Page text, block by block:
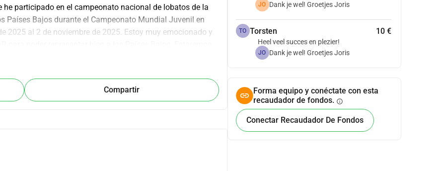
participado en el campeonato nacional de lobatos de la
Países Bajos durante el Campeonato Mundial Juvenil en
2025 al 2 de noviembre de 2025. Estoy muy emocionado y
y por lo que realmente puedo usar su apoyo financiero.
su confianza y apoyo.
a través del sitio de team nl de la KNDB.
Compartir
JO Dank je wel! Groetjes Joris
TO Torsten 10 €
Heel veel succes en plezier!
JO Dank je wel! Groetjes Joris
Forma equipo y conéctate con esta
recaudador de fondos. info
Conectar Recaudador De Fondos